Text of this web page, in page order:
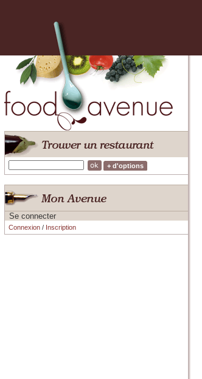
+ d'options
Se connecter
Connexion/ Inscription